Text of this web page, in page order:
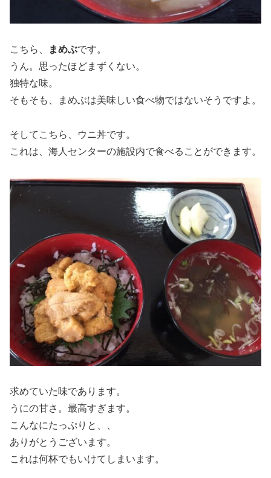
こちら、 まめぶです。
うん。思ったほどまずくない。
独特な味。
そもそも、まめぶは美味しい食べ物ではないそうですよ。
そしてこちら、ウニ丼です。
これは、海人センターの施設内で食べることができます。
求めていた味であります。
うにの甘さ。最高すぎます。
こんなにたっぷりと、、
ありがとうございます。
これは何杯でもいけてしまいます。